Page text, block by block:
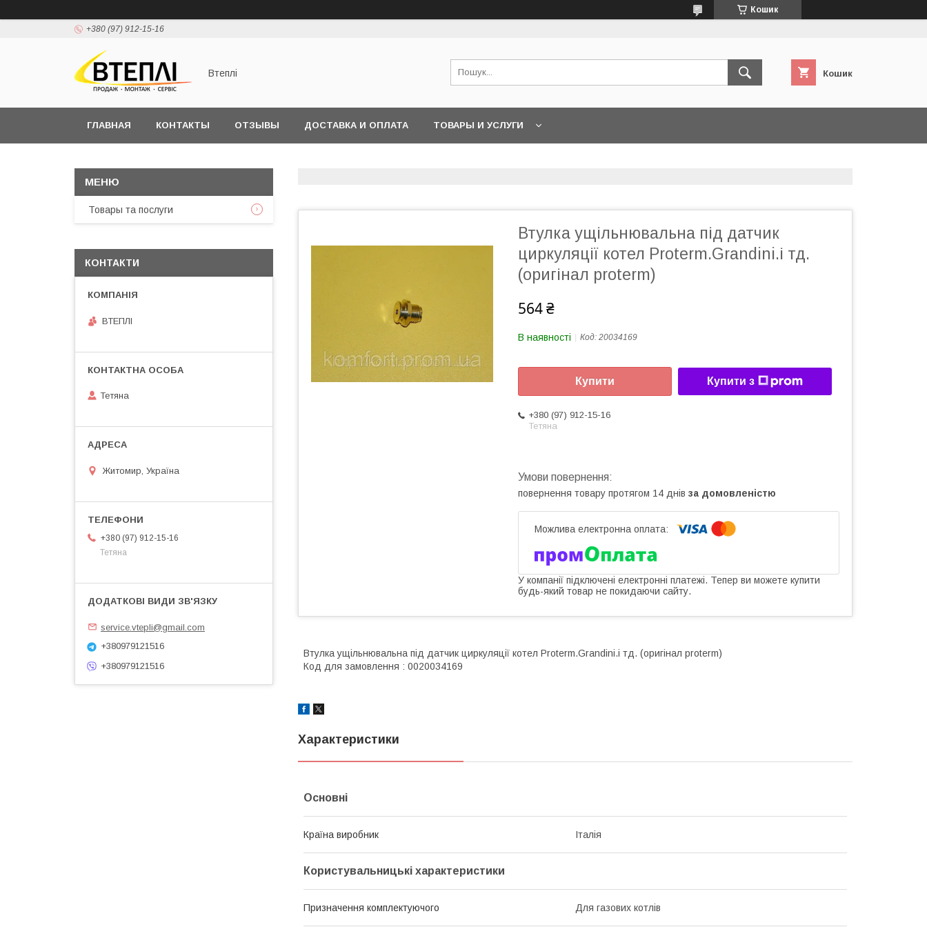
Кошик
+380 (97) 912-15-16
Втеплі Кошик
ГЛАВНАЯ КОНТАКТЫ ОТЗЫВЫ ДОСТАВКА И ОПЛАТА ТОВАРЫ И УСЛУГИ
Втулка ущільнювальна під датчик
циркуляції котел Proterm.Grandini.і тд.
(оригінал proterm)
564 ₴
В наявності Код: 20034169
Купити Купити з
+380 (97) 912-15-16
Тетяна
повернення товару протягом 14 днів за домовленістю
У компанії підключені електронні платежі. Тепер ви можете купити
будь-який товар не покидаючи сайту.
Втулка ущільнювальна під датчик циркуляції котел Proterm.Grandini.і тд. (оригінал proterm)
Код для замовлення : 0020034169
Характеристики
Основні
Країна виробник Італія
Користувальницькі характеристики
Призначення комплектуючого Для газових котлів
Товары та послуги
КОНТАКТИ
ВТЕПЛІ
Тетяна
Житомир, Україна
+380 (97) 912-15-16
Тетяна
service.vtepli@gmail.com
+380979121516
+380979121516